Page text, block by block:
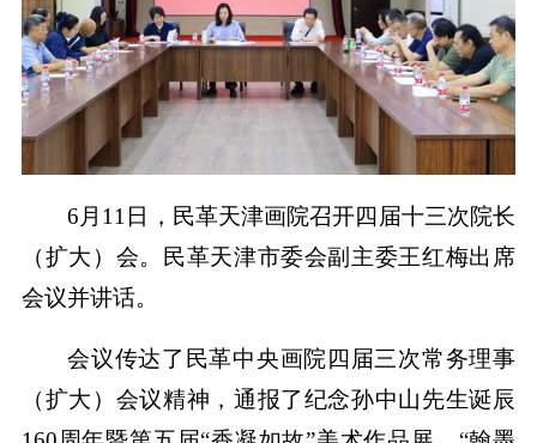
6月11日，民革天津画院召开四届十三次院长
（扩大）会。民革天津市委会副主委王红梅出席
会议并讲话。
会议传达了民革中央画院四届三次常务理事
（扩大）会议精神，通报了纪念孙中山先生诞辰